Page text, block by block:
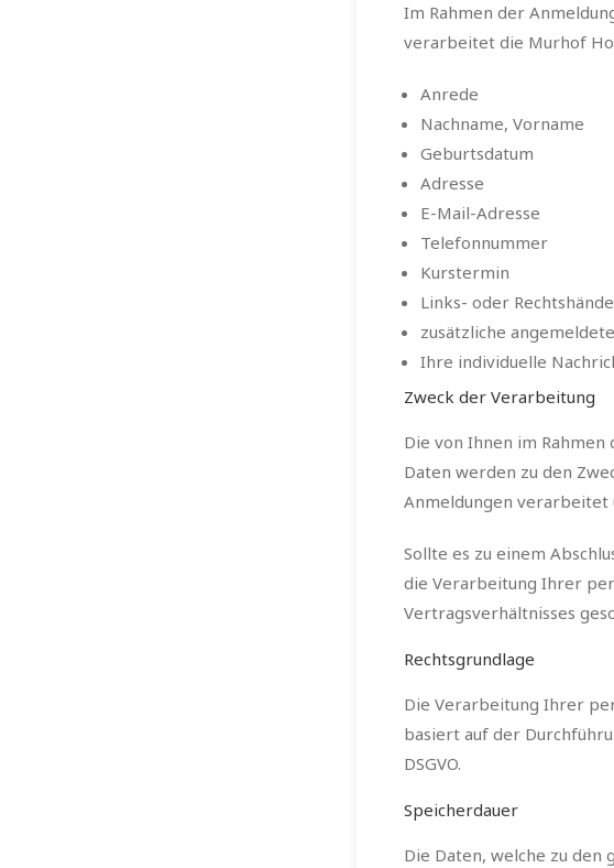
Im Rahmen der
verarbeitet die Murhof
Anrede
Nachname, Vorname
Geburtsdatum
Adresse
E-Mail-Adresse
Telefonnummer
Kurstermin
Links- oder
zusätzliche
Ihre individuelle
Zweck der Verarbeitung
Die von Ihnen im
Daten werden zu den
Anmeldungen verarbeitet
Sollte es zu einem
die Verarbeitung Ihrer
Vertragsverhältnisses
Rechtsgrundlage
Die Verarbeitung Ihrer
basiert auf der
DSGVO.
Speicherdauer
Die Daten, welche zu